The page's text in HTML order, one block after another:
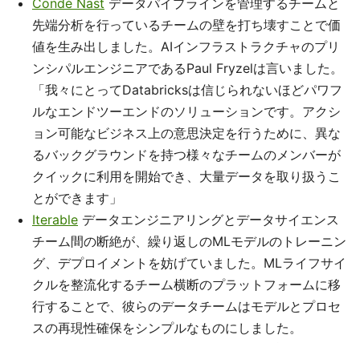
Condé Nast データパイプラインを管理するチームと
先端分析を行っているチームの壁を打ち壊すことで価
値を生み出しました。AIインフラストラクチャのプリ
ンシパルエンジニアであるPaul Fryzelは言いました。
「我々にとってDatabricksは信じられないほどパワフ
ルなエンドツーエンドのソリューションです。アクシ
ョン可能なビジネス上の意思決定を行うために、異な
るバックグラウンドを持つ様々なチームのメンバーが
クイックに利用を開始でき、大量データを取り扱うこ
とができます」
Iterable データエンジニアリングとデータサイエンス
チーム間の断絶が、繰り返しのMLモデルのトレーニン
グ、デプロイメントを妨げていました。MLライフサイ
クルを整流化するチーム横断のプラットフォームに移
行することで、彼らのデータチームはモデルとプロセ
スの再現性確保をシンプルなものにしました。